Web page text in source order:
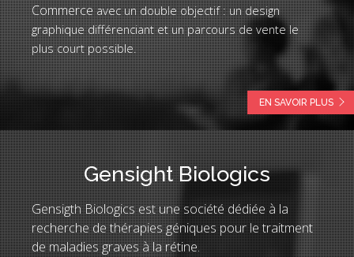
Commerceavec un double objectif : un design
graphique différenciant et un parcours de vente le
plus court possible.
EN SAVOIR PLUS
Gensight Biologics
Gensigth Biologics est une société dédiée à la
recherche de thérapies géniques pour le traitment
de maladies graves à la rétine.